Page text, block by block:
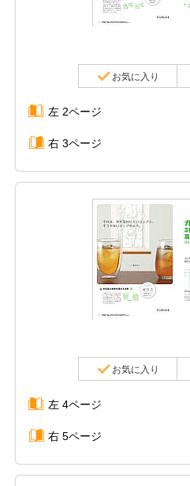
お気に入り
左 2ページ
右 3ページ
お気に入り
左 4ページ
右 5ページ